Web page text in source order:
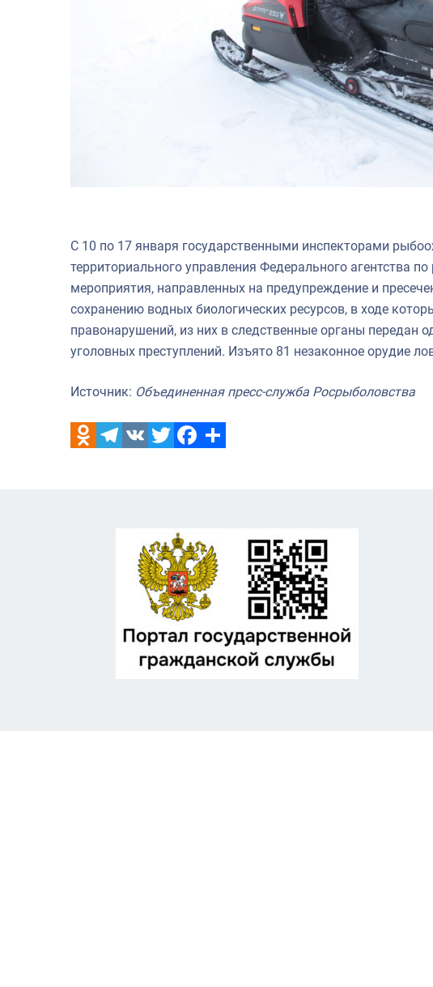
С 10 по 17 января государственными инспекторами
территориального управления Федерального агентства
мероприятия, направленных на предупреждение и
сохранению водных биологических ресурсов, в ходе
правонарушений, из них в следственные органы передан
уголовных преступлений. Изъято 81 незаконное орудие
Источник: Объединенная пресс-служба Росрыболовства